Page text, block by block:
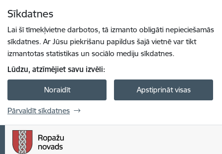
Sīkdatnes
Lai šī tīmekļvietne darbotos, tā izmanto obligāti nepieciešamās
sīkdatnes. Ar Jūsu piekrišanu papildus šajā vietnē var tikt
izmantotas statistikas un sociālo mediju sīkdatnes.
Lūdzu, atzīmējiet savu izvēli:
Noraidīt Apstiprināt visas
Pārvaldīt sīkdatnes